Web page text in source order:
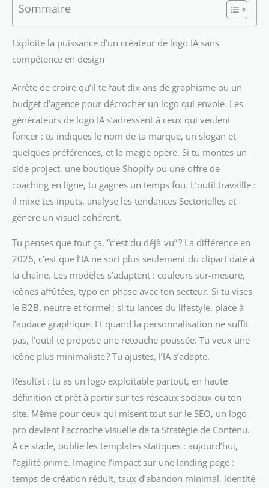
Sommaire
Exploite la puissance d’un créateur de logo IA sans
compétence en design
Arrête de croire qu’il te faut dix ans de graphisme ou un
budget d’agence pour décrocher un logo qui envoie. Les
générateurs de logo IA s’adressent à ceux qui veulent
foncer : tu indiques le nom de ta marque, un slogan et
quelques préférences, et la magie opère. Si tu montes un
side project, une boutique Shopify ou une offre de
coaching en ligne, tu gagnes un temps fou. L’outil travaille :
il mixe tes inputs, analyse les tendances Sectorielles et
génère un visuel cohérent.
Tu penses que tout ça, “c’est du déjà-vu” ? La différence en
2026, c’est que l’IA ne sort plus seulement du clipart daté à
la chaîne. Les modèles s’adaptent : couleurs sur-mesure,
icônes affûtées, typo en phase avec ton secteur. Si tu vises
le B2B, neutre et formel ; si tu lances du lifestyle, place à
l’audace graphique. Et quand la personnalisation ne suffit
pas, l’outil te propose une retouche poussée. Tu veux une
icône plus minimaliste ? Tu ajustes, l’IA s’adapte.
Résultat : tu as un logo exploitable partout, en haute
définition et prêt à partir sur tes réseaux sociaux ou ton
site. Même pour ceux qui misent tout sur le SEO, un logo
pro devient l’accroche visuelle de ta Stratégie de Contenu.
À ce stade, oublie les templates statiques : aujourd’hui,
l’agilité prime. Imagine l’impact sur une landing page :
temps de création réduit, taux d’abandon minimal, identité